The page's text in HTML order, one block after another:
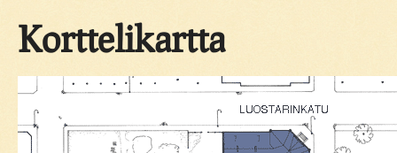
Korttelikartta